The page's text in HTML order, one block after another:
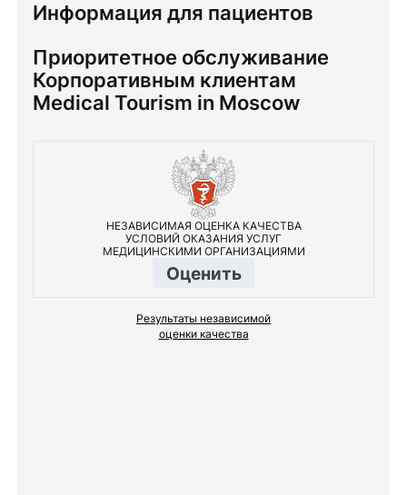
Информация для пациентов
Приоритетное обслуживание
Корпоративным клиентам
Medical Tourism in Moscow
НЕЗАВИСИМАЯ ОЦЕНКА КАЧЕСТВА
УСЛОВИЙ ОКАЗАНИЯ УСЛУГ
МЕДИЦИНСКИМИ ОРГАНИЗАЦИЯМИ
Оценить
Результаты независимой
оценки качества